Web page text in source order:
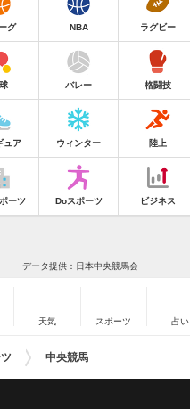
グ NBA ラグビー
バレー 格闘技
ュア ウィンター 陸上
ーツ Doスポーツ ビジネス
データ提供：日本中央競馬会
天気 スポーツ 占い
中央競馬